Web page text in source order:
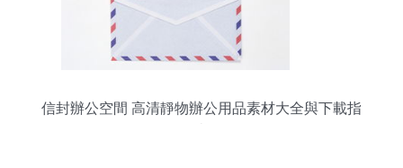
信封辦公空間 高清靜物辦公用品素材大全與下載指